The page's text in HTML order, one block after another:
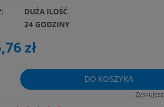
DUŻA ILOŚĆ
24 GODZINY
zł
DO KOSZYKA
Zyskujesz